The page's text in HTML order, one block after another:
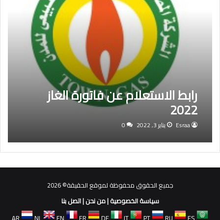
رابط الاستعلام عن فاتورة الغاز
2022
Esraa يناير 3, 2022 0
جميع الحقوق محفوظة لموقع الحقيقة© 2026
سياسة الخصوصية|من نحن|اتصل بنا